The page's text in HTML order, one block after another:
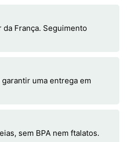
França. Seguimento
uma entrega em
sem BPA nem ftalatos.